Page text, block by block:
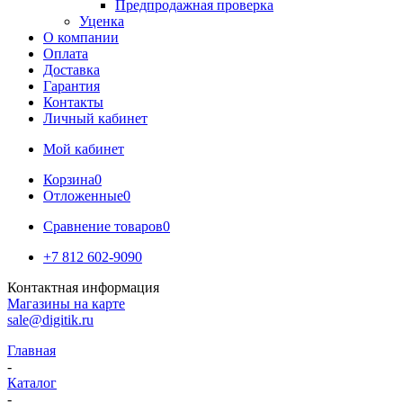
Предпродажная проверка
Уценка
О компании
Оплата
Доставка
Гарантия
Контакты
Личный кабинет
Мой кабинет
Корзина0
Отложенные0
Сравнение товаров0
+7 812 602-9090
Контактная информация
Магазины на карте
sale@digitik.ru
Главная
-
Каталог
-